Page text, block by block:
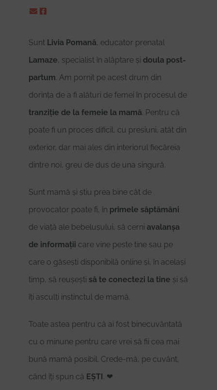
Sunt Livia Pomană, educator prenatal
Lamaze, specialist în alăptare șidoula post-
partum. Am pornit pe acest drum din
dorința de a fi alături de femei în procesul de
tranziție de la femeie la mamă. Pentru că
poate fi un proces dificil, cu presiuni, atât din
exterior, dar mai ales din interiorul fiecăreia
dintre noi, greu de dus de una singură.
Sunt mamă și știu prea bine cât de
provocator poate fi, în primele săptămâni
de viață ale bebelușului, să cerniavalanșa
de informații care vine peste tine sau pe
care o găsești disponibilă online și, în același
timp, să reușești să te conectezi la tine și să
îți asculți instinctul de mamă.
Toate astea pentru că ai fost binecuvântată
cu o minune pentru care vrei să fii cea mai
bună mamă posibil. Crede-mă, pe cuvânt,
când îți spun că EȘTI. ❤